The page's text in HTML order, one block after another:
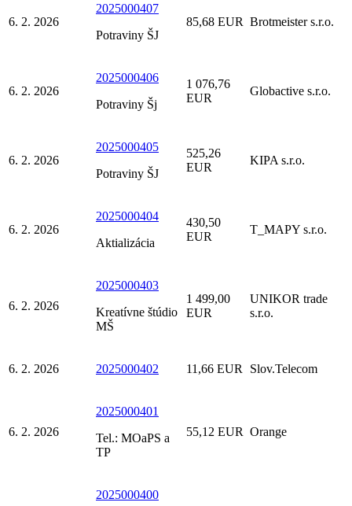
6. 2. 2026
2025000407
Potraviny ŠJ
85,68 EUR Brotmeister s.r.o.
6. 2. 2026
2025000406
Potraviny Šj
1 076,76
EUR
Globactive s.r.o.
6. 2. 2026
2025000405
Potraviny ŠJ
525,26
EUR
KIPA s.r.o.
6. 2. 2026
2025000404
Aktializácia
430,50
EUR
T_MAPY s.r.o.
6. 2. 2026
2025000403
Kreatívne štúdio
MŠ
1 499,00
EUR
UNIKOR trade
s.r.o.
6. 2. 2026 2025000402 11,66 EUR Slov.Telecom
6. 2. 2026
2025000401
Tel.: MOaPS a
TP
55,12 EUR Orange
2025000400